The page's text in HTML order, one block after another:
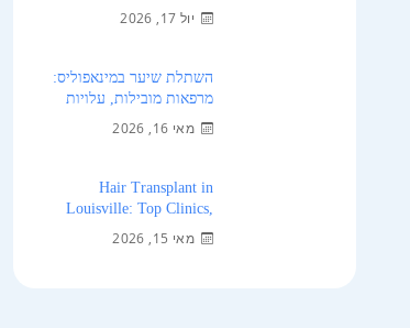
יול 17, 2026
השתלת שיער במינאפוליס:
מרפאות מובילות, עלויות
ומה לצפות ב-2026
מאי 16, 2026
Hair Transplant in
Louisville: Top Clinics,
Cost, and מה לצפות 2026
מאי 15, 2026